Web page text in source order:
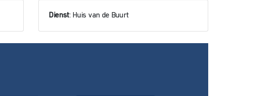
Dienst: Huis van de Buurt